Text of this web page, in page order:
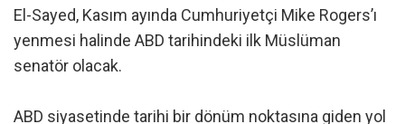
El-Sayed, Kasım ayında Cumhuriyetçi Mike Rogers’ı
yenmesi halinde ABD tarihindeki ilk Müslüman
senatör olacak.
ABD siyasetinde tarihi bir dönüm noktasına giden yol